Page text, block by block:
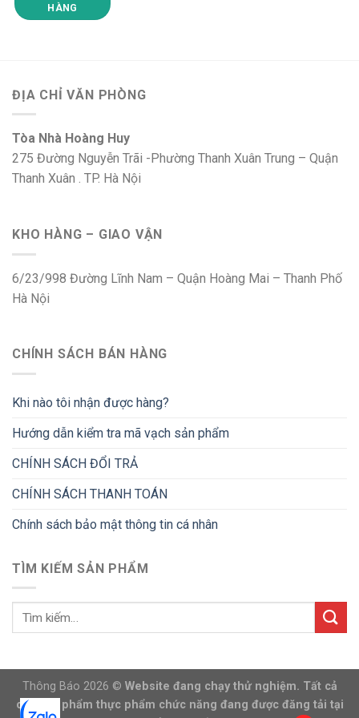
HÀNG
ĐỊA CHỈ VĂN PHÒNG
Tòa Nhà Hoàng Huy
275 Đường Nguyễn Trãi -Phường Thanh Xuân Trung – Quận
Thanh Xuân . TP. Hà Nội
KHO HÀNG – GIAO VẬN
6/23/998 Đường Lĩnh Nam – Quận Hoàng Mai – Thanh Phố
Hà Nội
CHÍNH SÁCH BÁN HÀNG
Khi nào tôi nhận được hàng?
Hướng dẫn kiểm tra mã vạch sản phẩm
CHÍNH SÁCH ĐỔI TRẢ
CHÍNH SÁCH THANH TOÁN
Chính sách bảo mật thông tin cá nhân
TÌM KIẾM SẢN PHẨM
Thông Báo 2026 © Website đang chạy thử nghiệm. Tất cả
các sản phẩm thực phẩm chức năng đang được đăng tải tại